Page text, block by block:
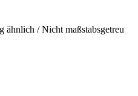
ähnlich / Nicht maßstabsgetreu